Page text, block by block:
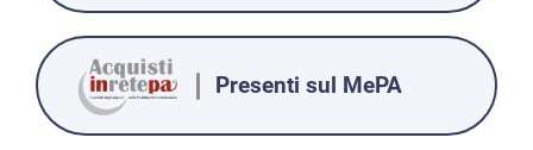
Presenti sul MePA